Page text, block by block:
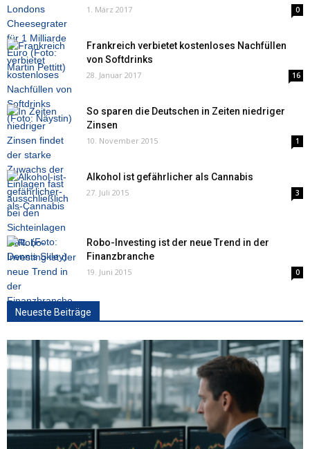
1. März 2017 0
Frankreich verbietet kostenloses Nachfüllen
von Softdrinks
28. Januar 2017 16
So sparen die Deutschen in Zeiten niedriger
Zinsen
10. November 2015 1
Alkohol ist gefährlicher als Cannabis
27. Juli 2015 3
Robo-Investing ist der neue Trend in der
Finanzbranche
19. Juni 2015 0
Neueste Beiträge